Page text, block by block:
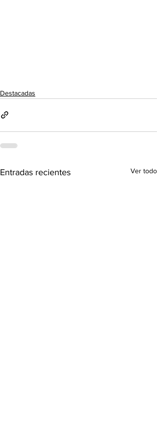
Destacadas
Entradas recientes Ver todo